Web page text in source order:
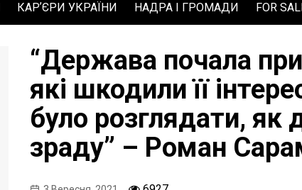
КАРʼЄРИ УКРАЇНИ НАДРА І ГРОМАДИ FOR
“Держава почала
які шкодили її
було розглядати, як
зраду” – Роман